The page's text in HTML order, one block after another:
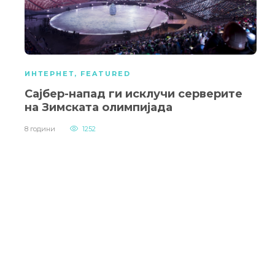
ИНТЕРНЕТ, FEATURED
Сајбер-напад ги исклучи серверите
на Зимската олимпијада
8 години 1252